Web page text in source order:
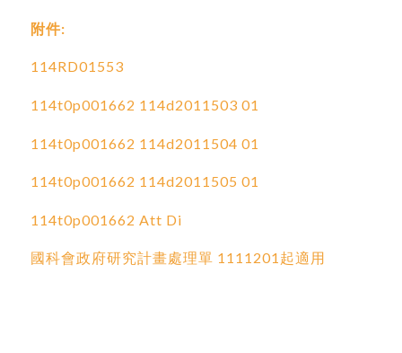
附件:
114RD01553
114t0p001662 114d2011503 01
114t0p001662 114d2011504 01
114t0p001662 114d2011505 01
114t0p001662 Att Di
國科會政府研究計畫處理單 1111201起適用